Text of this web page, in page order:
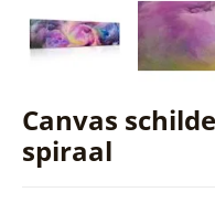
Canvas
spiraal